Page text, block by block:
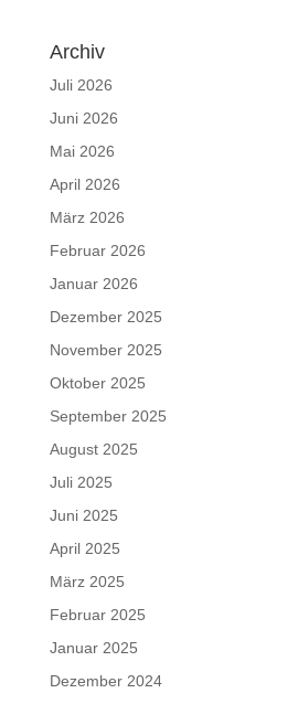
Archiv
Juli 2026
Juni 2026
Mai 2026
April 2026
März 2026
Februar 2026
Januar 2026
Dezember 2025
November 2025
Oktober 2025
September 2025
August 2025
Juli 2025
Juni 2025
April 2025
März 2025
Februar 2025
Januar 2025
Dezember 2024